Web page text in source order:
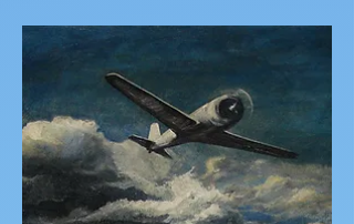
Su mueca sigue casi igual, una daga de
homofobia, siempre afilada. Mi padre lo
detuvo en la secundaria, habló con el suyo,
paró el tormento — pero hoy mi papá ya no
está. Estoy herido, expuesto, un niño
vulnerable de nuevo, temblando. Prepara el
ataúd, maneja el cuerpo de mi protector,
habla del dinero. Sus ojos cruzan los míos,
un brillo de reconocimiento, y yo me